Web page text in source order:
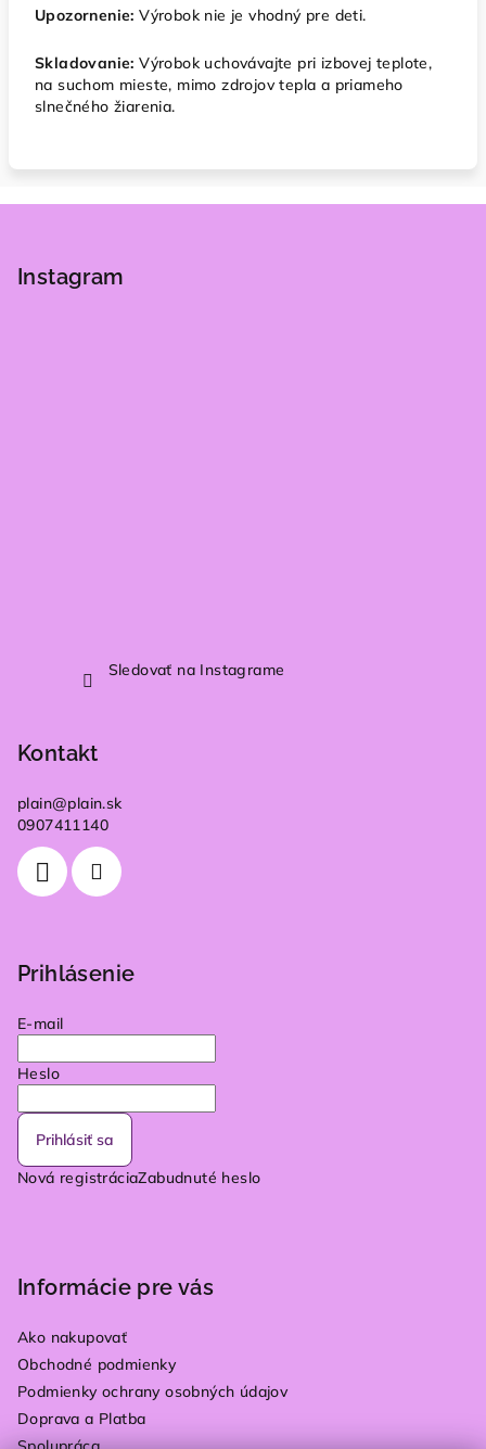
Upozornenie: Výrobok nie je vhodný pre deti.
Skladovanie: Výrobok uchovávajte pri izbovej teplote,
na suchom mieste, mimo zdrojov tepla a priameho
slnečného žiarenia.
Instagram
Sledovať na Instagrame
Kontakt
plain@plain.sk
0907411140
Prihlásenie
E-mail
Heslo
Prihlásiť sa
Nová registráciaZabudnuté heslo
Informácie pre vás
Ako nakupovať
Obchodné podmienky
Podmienky ochrany osobných údajov
Doprava a Platba